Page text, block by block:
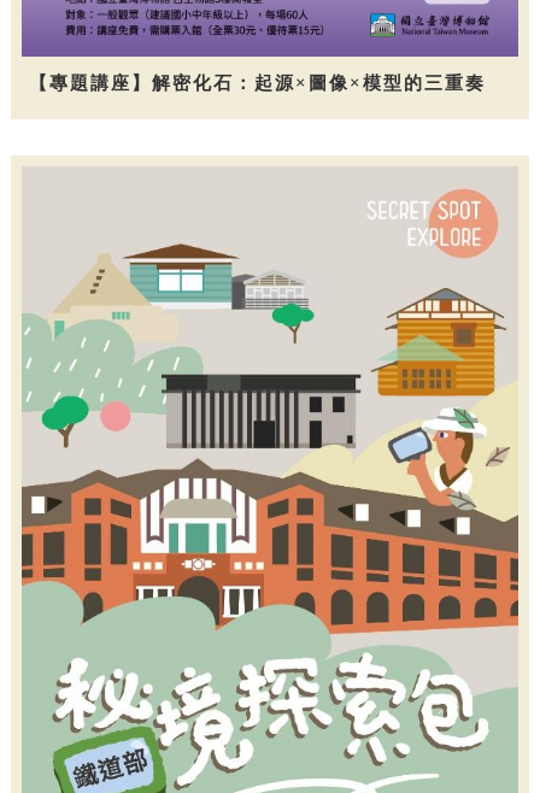
【專題講座】解密化石：起源×圖像×模型的三重奏